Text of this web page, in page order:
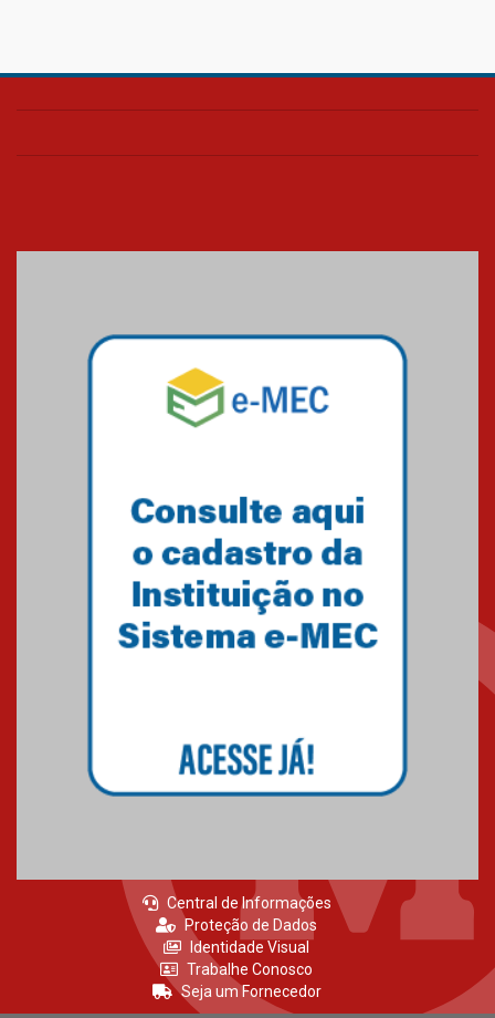
Confira como foi o culto mensal
Mackenzie mobiliza campanha
solidária para apoiar famílias em
Minas Gerais
Primeiro culto do ano ressalta o
27.02.2026
Central de Informações
Proteção de Dados
Identidade Visual
Trabalhe Conosco
Seja um Fornecedor